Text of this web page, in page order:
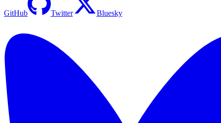
GitHub Twitter Bluesky